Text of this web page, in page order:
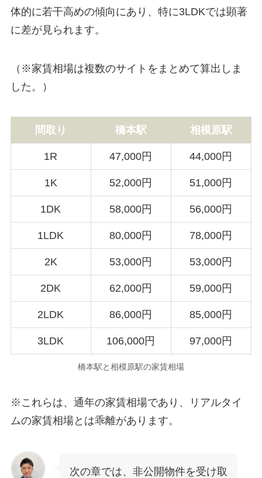
体的に若干高めの傾向にあり、特に3LDKでは顕著
に差が見られます。
（※家賃相場は複数のサイトをまとめて算出しま
した。）
間取り 橋本駅 相模原駅
1R 47,000円 44,000円
1K 52,000円 51,000円
1DK 58,000円 56,000円
1LDK 80,000円 78,000円
2K 53,000円 53,000円
2DK 62,000円 59,000円
2LDK 86,000円 85,000円
3LDK 106,000円 97,000円
橋本駅と相模原駅の家賃相場
※これらは、通年の家賃相場であり、リアルタイ
ムの家賃相場とは乖離があります。
次の章では、非公開物件を受け取